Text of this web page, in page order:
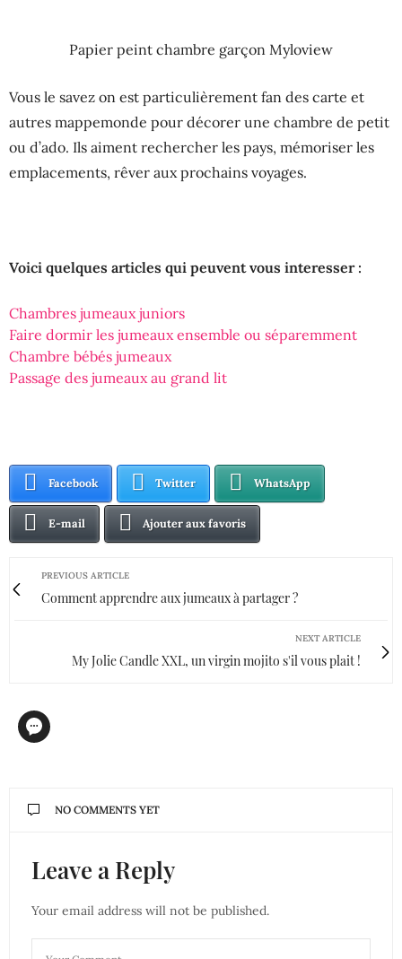
Papier peint chambre garçon Myloview
Vous le savez on est particulièrement fan des carte et
autres mappemonde pour décorer une chambre de petit
ou d’ado. Ils aiment rechercher les pays, mémoriser les
emplacements, rêver aux prochains voyages.
Voici quelques articles qui peuvent vous interesser :
Chambres jumeaux juniors
Faire dormir les jumeaux ensemble ou séparemment
Chambre bébés jumeaux
Passage des jumeaux au grand lit
Facebook Twitter WhatsApp
E-mail Ajouter aux favoris
PREVIOUS ARTICLE
Comment apprendre aux jumeaux à partager ?
NEXT ARTICLE
My Jolie Candle XXL, un virgin mojito s'il vous plait !
NO COMMENTS YET
Leave a Reply
Your email address will not be published.